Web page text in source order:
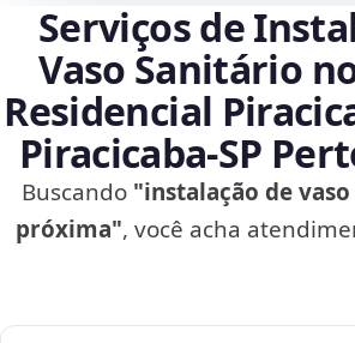
Serviços de
Vaso Sanitário
Residencial
Piracicaba‑SP
Buscando "instalação de
próxima", você acha